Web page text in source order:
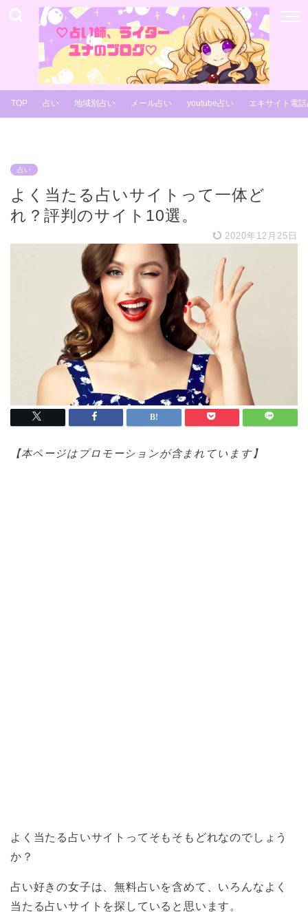
TOP 占い 地域別占い メール占い youtube占い エキサイト電
占い
よく当たる占いサイトって一体ど
れ？評判のサイト10選。
2020年12月25日
【本ページはプロモーションが含まれています】
よく当たる占いサイトってそもそもどれなのでしょう
か？
占い好きの女子は、無料占いを含めて、いろんなよく
当たる占いサイトを探していると思います。